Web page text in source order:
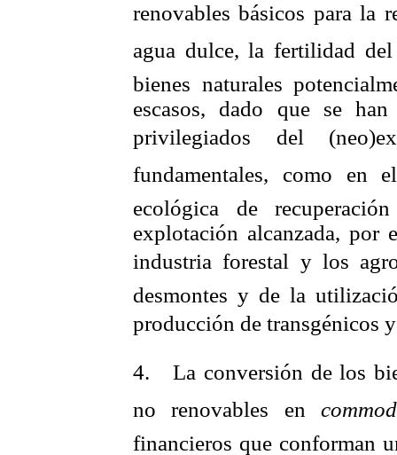
renovables básicos para la
agua dulce, la fertilidad del
bienes naturales
escasos, dado que se
privilegiados del (neo)
fundamentales, como en
ecológica de
explotación alcanzada, por
industria forestal y los
desmontes y de la
producción de transgénicos
4.
La conversión de los
no renovables en
financieros que conforman